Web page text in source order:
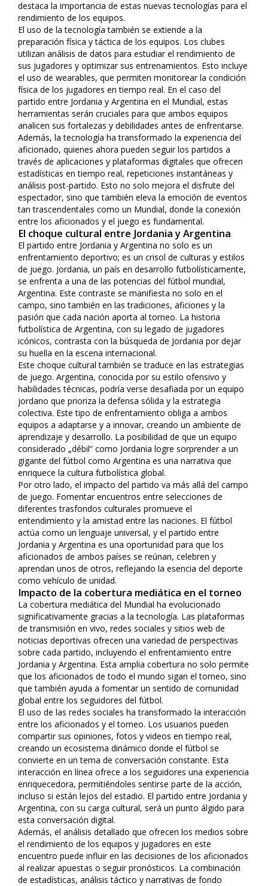
destaca la importancia de estas nuevas tecnologías para el
rendimiento de los equipos.
El uso de la tecnología también se extiende a la
preparación física y táctica de los equipos. Los clubes
utilizan análisis de datos para estudiar el rendimiento de
sus jugadores y optimizar sus entrenamientos. Esto incluye
el uso de wearables, que permiten monitorear la condición
física de los jugadores en tiempo real. En el caso del
partido entre Jordania y Argentina en el Mundial, estas
herramientas serán cruciales para que ambos equipos
analicen sus fortalezas y debilidades antes de enfrentarse.
Además, la tecnología ha transformado la experiencia del
aficionado, quienes ahora pueden seguir los partidos a
través de aplicaciones y plataformas digitales que ofrecen
estadísticas en tiempo real, repeticiones instantáneas y
análisis post-partido. Esto no solo mejora el disfrute del
espectador, sino que también eleva la emoción de eventos
tan trascendentales como un Mundial, donde la conexión
entre los aficionados y el juego es fundamental.
El choque cultural entre Jordania y Argentina
El partido entre Jordania y Argentina no solo es un
enfrentamiento deportivo; es un crisol de culturas y estilos
de juego. Jordania, un país en desarrollo futbolísticamente,
se enfrenta a una de las potencias del fútbol mundial,
Argentina. Este contraste se manifiesta no solo en el
campo, sino también en las tradiciones, aficiones y la
pasión que cada nación aporta al torneo. La historia
futbolística de Argentina, con su legado de jugadores
icónicos, contrasta con la búsqueda de Jordania por dejar
su huella en la escena internacional.
Este choque cultural también se traduce en las estrategias
de juego. Argentina, conocida por su estilo ofensivo y
habilidades técnicas, podría verse desafiada por un equipo
jordano que prioriza la defensa sólida y la estrategia
colectiva. Este tipo de enfrentamiento obliga a ambos
equipos a adaptarse y a innovar, creando un ambiente de
aprendizaje y desarrollo. La posibilidad de que un equipo
considerado „débil“ como Jordania logre sorprender a un
gigante del fútbol como Argentina es una narrativa que
enriquece la cultura futbolística global.
Por otro lado, el impacto del partido va más allá del campo
de juego. Fomentar encuentros entre selecciones de
diferentes trasfondos culturales promueve el
entendimiento y la amistad entre las naciones. El fútbol
actúa como un lenguaje universal, y el partido entre
Jordania y Argentina es una oportunidad para que los
aficionados de ambos países se reúnan, celebren y
aprendan unos de otros, reflejando la esencia del deporte
como vehículo de unidad.
Impacto de la cobertura mediática en el torneo
La cobertura mediática del Mundial ha evolucionado
significativamente gracias a la tecnología. Las plataformas
de transmisión en vivo, redes sociales y sitios web de
noticias deportivas ofrecen una variedad de perspectivas
sobre cada partido, incluyendo el enfrentamiento entre
Jordania y Argentina. Esta amplia cobertura no solo permite
que los aficionados de todo el mundo sigan el torneo, sino
que también ayuda a fomentar un sentido de comunidad
global entre los seguidores del fútbol.
El uso de las redes sociales ha transformado la interacción
entre los aficionados y el torneo. Los usuarios pueden
compartir sus opiniones, fotos y videos en tiempo real,
creando un ecosistema dinámico donde el fútbol se
convierte en un tema de conversación constante. Esta
interacción en línea ofrece a los seguidores una experiencia
enriquecedora, permitiéndoles sentirse parte de la acción,
incluso si están lejos del estadio. El partido entre Jordania y
Argentina, con su carga cultural, será un punto álgido para
esta conversación digital.
Además, el análisis detallado que ofrecen los medios sobre
el rendimiento de los equipos y jugadores en este
encuentro puede influir en las decisiones de los aficionados
al realizar apuestas o seguir pronósticos. La combinación
de estadísticas, análisis táctico y narrativas de fondo